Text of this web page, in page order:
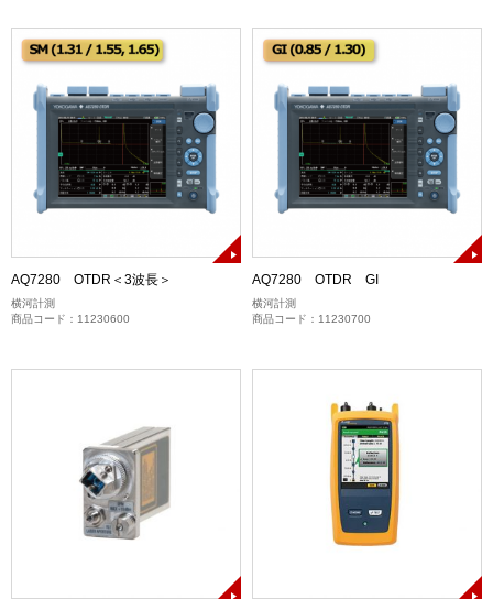
AQ7280 OTDR＜3波長＞
横河計測
商品コード：11230600
AQ7280 OTDR GI
横河計測
商品コード：11230700